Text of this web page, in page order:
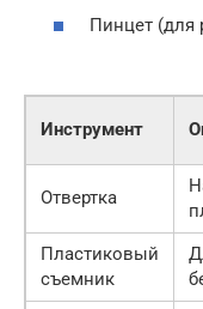
Пинцет (для
Инструмент
Отвертка
Пластиковый
съемник